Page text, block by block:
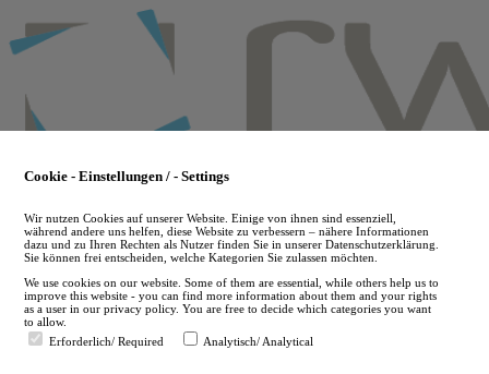
to
main
Cookie - Einstellungen / - Settings
Wir nutzen Cookies auf unserer Website. Einige von ihnen sind essenziell,
während andere uns helfen, diese Website zu verbessern – nähere Informationen
dazu und zu Ihren Rechten als Nutzer finden Sie in unserer Datenschutzerklärung.
Sie können frei entscheiden, welche Kategorien Sie zulassen möchten.
We use cookies on our website. Some of them are essential, while others help us to
improve this website - you can find more information about them and your rights
as a user in our privacy policy. You are free to decide which categories you want
to allow.
Erforderlich/ Required
Analytisch/ Analytical